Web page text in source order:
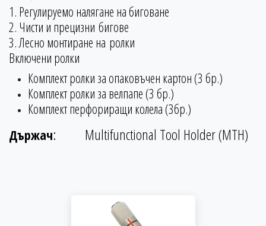
1. Регулируемо налягане на биговане
2. Чисти и прецизни бигове
3. Лесно монтиране на ролки
Включени ролки
Комплект ролки за опаковъчен картон (3 бр.)
Комплектролки за велпапе (3 бр.)
Комплект перфориращи колела (3бр.)
Държач: Multifunctional Tool Holder (MTH)